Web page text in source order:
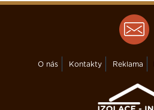
O nás Kontakty Reklama